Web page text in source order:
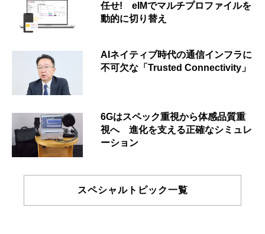
任せ! eIMでマルチプロファイルを
動的に切り替え
AIネイティブ時代の通信インフラに
不可欠な「Trusted Connectivity」
6Gはスペック重視から体感品質重
視へ 進化を支える正確なシミュレ
ーション
スペシャルトピック一覧